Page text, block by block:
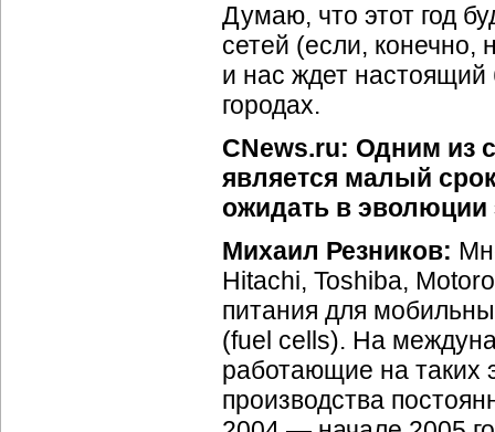
Думаю, что этот год
сетей (если, конечно,
и нас ждет настоящий
городах.
CNews.ru: Одним из
является малый
ожидать в эволюции
Михаил Резников:
Hitachi, Toshiba,
питания для
(fuel cells). На
работающие на таких
производства